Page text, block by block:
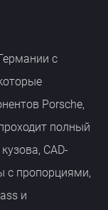
с
Porsche,
полный
CAD-
с пропорциями,
и